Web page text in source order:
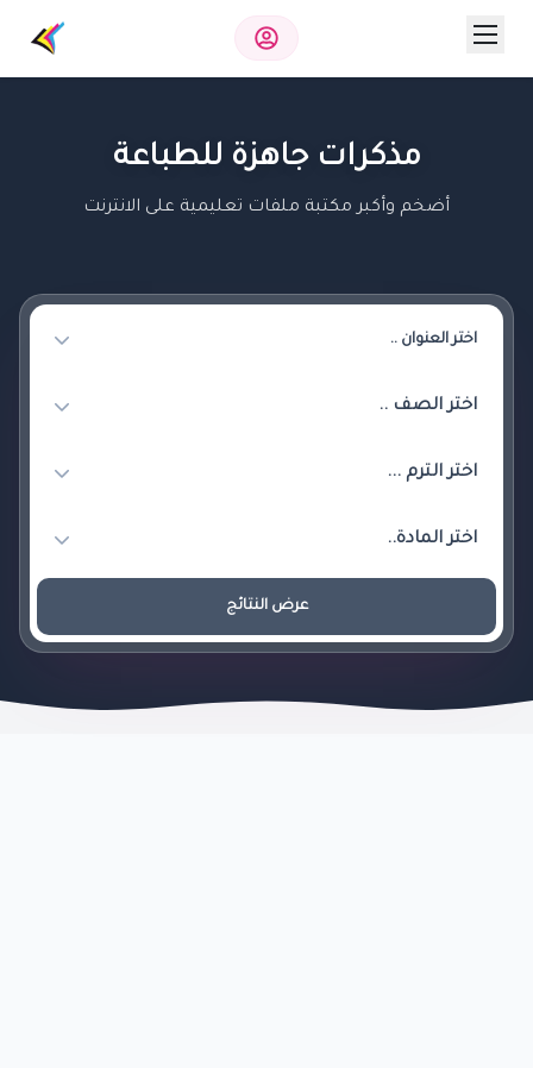
مذكرات جاهزة للطباعة
أضخم وأكبر مكتبة ملفات تعليمية على الانترنت
عرض النتائج